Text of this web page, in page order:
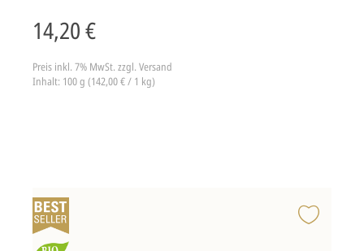
14,20 €
Preis inkl. 7% MwSt. zzgl. Versand
Inhalt: 100 g (142,00 € / 1 kg)